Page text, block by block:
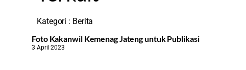
Kategori : Berita
Foto Kakanwil Kemenag Jateng untuk Publikasi
3 April 2023